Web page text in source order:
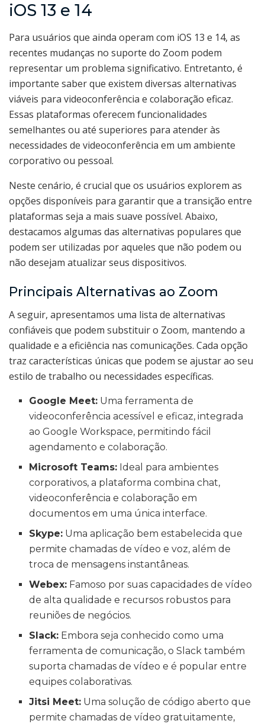
iOS 13 e 14
Para usuários que ainda operam com iOS 13 e 14, as
recentes mudanças no suporte do Zoom podem
representar um problema significativo. Entretanto, é
importante saber que existem diversas alternativas
viáveis para videoconferência e colaboração eficaz.
Essas plataformas oferecem funcionalidades
semelhantes ou até superiores para atender às
necessidades de videoconferência em um ambiente
corporativo ou pessoal.
Neste cenário, é crucial que os usuários explorem as
opções disponíveis para garantir que a transição entre
plataformas seja a mais suave possível. Abaixo,
destacamos algumas das alternativas populares que
podem ser utilizadas por aqueles que não podem ou
não desejam atualizar seus dispositivos.
Principais Alternativas ao Zoom
A seguir, apresentamos uma lista de alternativas
confiáveis que podem substituir o Zoom, mantendo a
qualidade e a eficiência nas comunicações. Cada opção
traz características únicas que podem se ajustar ao seu
estilo de trabalho ou necessidades específicas.
Google Meet: Uma ferramenta de
videoconferência acessível e eficaz, integrada
ao Google Workspace, permitindo fácil
agendamento e colaboração.
Microsoft Teams: Ideal para ambientes
corporativos, a plataforma combina chat,
videoconferência e colaboração em
documentos em uma única interface.
Skype: Uma aplicação bem estabelecida que
permite chamadas de vídeo e voz, além de
troca de mensagens instantâneas.
Webex: Famoso por suas capacidades de vídeo
de alta qualidade e recursos robustos para
reuniões de negócios.
Slack: Embora seja conhecido como uma
ferramenta de comunicação, o Slack também
suporta chamadas de vídeo e é popular entre
equipes colaborativas.
Jitsi Meet: Uma solução de código aberto que
permite chamadas de vídeo gratuitamente,